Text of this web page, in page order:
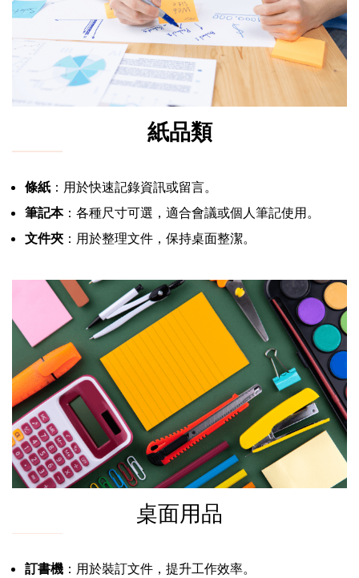
紙品類
條紙 ：用於快速記錄資訊或留言。
筆記本：各種尺寸可選，適合會議或個人筆記使用。
文件夾 ：用於整理文件，保持桌面整潔。
桌面用品
訂書機 ：用於裝訂文件，提升工作效率。